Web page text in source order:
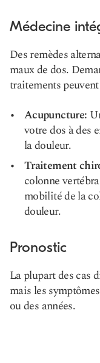
Médecine
Des remèdes
maux de dos.
traitements
Acupuncture:
votre dos à des
la douleur.
Traitement
colonne
mobilité de la
douleur.
Pronostic
La plupart des cas
mais les
ou des années.